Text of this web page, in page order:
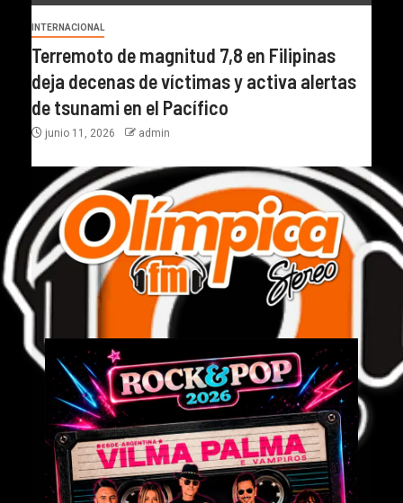
INTERNACIONAL
Terremoto de magnitud 7,8 en Filipinas
deja decenas de víctimas y activa alertas
de tsunami en el Pacífico
junio 11, 2026 admin